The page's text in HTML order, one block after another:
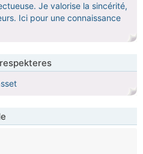
Je valorise la sincérité,
Ici pour une connaissance